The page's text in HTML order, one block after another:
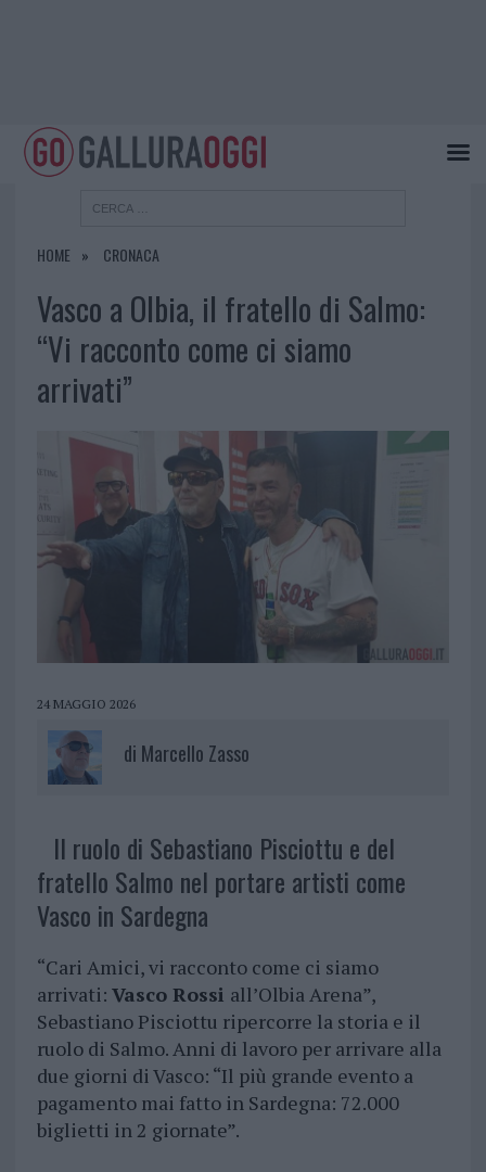
HOME CRONACA
Vasco a Olbia, il fratello di Salmo:
“Vi racconto come ci siamo
arrivati”
24 MAGGIO 2026
di Marcello Zasso
Il ruolo di Sebastiano Pisciottu e del
fratello Salmo nel portare artisti come
Vasco in Sardegna
“Cari Amici, vi racconto come ci siamo
arrivati: Vasco Rossi all’Olbia Arena”,
Sebastiano Pisciottu ripercorre la storia e il
ruolo di Salmo. Anni di lavoro per arrivare alla
due giorni di Vasco: “Il più grande evento a
pagamento mai fatto in Sardegna: 72.000
biglietti in 2 giornate”.